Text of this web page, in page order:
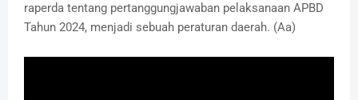
raperda tentang pertanggungjawaban pelaksanaan APBD
Tahun 2024, menjadi sebuah peraturan daerah. (Aa)